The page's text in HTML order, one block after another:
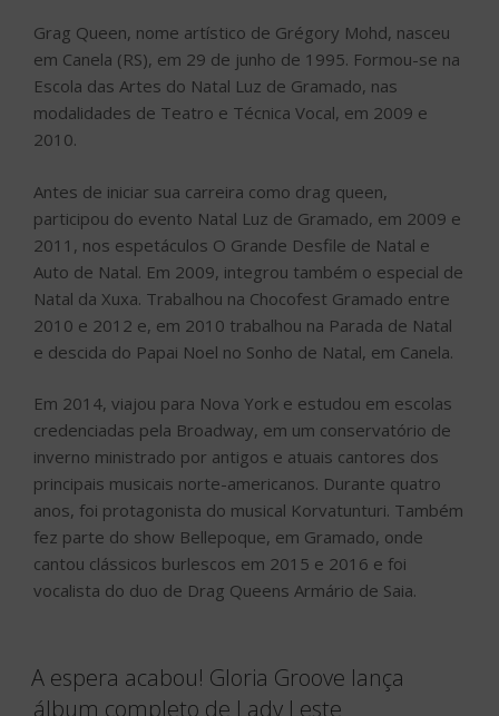
Grag Queen, nome artístico de Grégory Mohd, nasceu
em Canela (RS), em 29 de junho de 1995. Formou-se na
Escola das Artes do Natal Luz de Gramado, nas
modalidades de Teatro e Técnica Vocal, em 2009 e
2010.
Antes de iniciar sua carreira como drag queen,
participou do evento Natal Luz de Gramado, em 2009 e
2011, nos espetáculos O Grande Desfile de Natal e
Auto de Natal. Em 2009, integrou também o especial de
Natal da Xuxa. Trabalhou na Chocofest Gramado entre
2010 e 2012 e, em 2010 trabalhou na Parada de Natal
e descida do Papai Noel no Sonho de Natal, em Canela.
Em 2014, viajou para Nova York e estudou em escolas
credenciadas pela Broadway, em um conservatório de
inverno ministrado por antigos e atuais cantores dos
principais musicais norte-americanos. Durante quatro
anos, foi protagonista do musical Korvatunturi. Também
fez parte do show Bellepoque, em Gramado, onde
cantou clássicos burlescos em 2015 e 2016 e foi
vocalista do duo de Drag Queens Armário de Saia.
A espera acabou! Gloria Groove lança
álbum completo de Lady Leste